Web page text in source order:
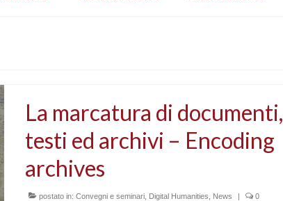
La marcatura di documenti,
testi ed archivi – Encoding
archives
postato in: Convegni e seminari, Digital Humanities News | 0